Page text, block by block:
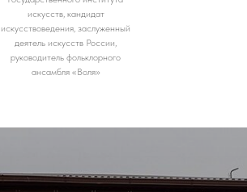
искусств, кандидат
искусствоведения, заслуженный
деятель искусств России,
руководитель фольклорного
ансамбля «Воля»